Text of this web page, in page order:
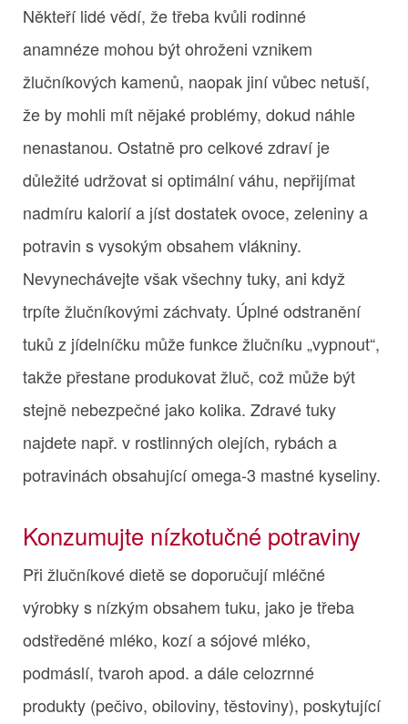
Někteří lidé vědí, že třeba kvůli rodinné
anamnéze mohou být ohroženi vznikem
žlučníkových kamenů, naopak jiní vůbec netuší,
že by mohli mít nějaké problémy, dokud náhle
nenastanou. Ostatně pro celkové zdraví je
důležité udržovat si optimální váhu, nepřijímat
nadmíru kalorií a jíst dostatek ovoce, zeleniny a
potravin s vysokým obsahem vlákniny.
Nevynechávejte však všechny tuky, ani když
trpíte žlučníkovými záchvaty. Úplné odstranění
tuků z jídelníčku může funkce žlučníku „vypnout“,
takže přestane produkovat žluč, což může být
stejně nebezpečné jako kolika. Zdravé tuky
najdete např. v rostlinných olejích, rybách a
potravinách obsahující omega-3 mastné kyseliny.
Konzumujte nízkotučné potraviny
Při žlučníkové dietě se doporučují mléčné
výrobky s nízkým obsahem tuku, jako je třeba
odstředěné mléko, kozí a sójové mléko,
podmáslí, tvaroh apod. a dále celozrnné
produkty (pečivo, obiloviny, těstoviny), poskytující